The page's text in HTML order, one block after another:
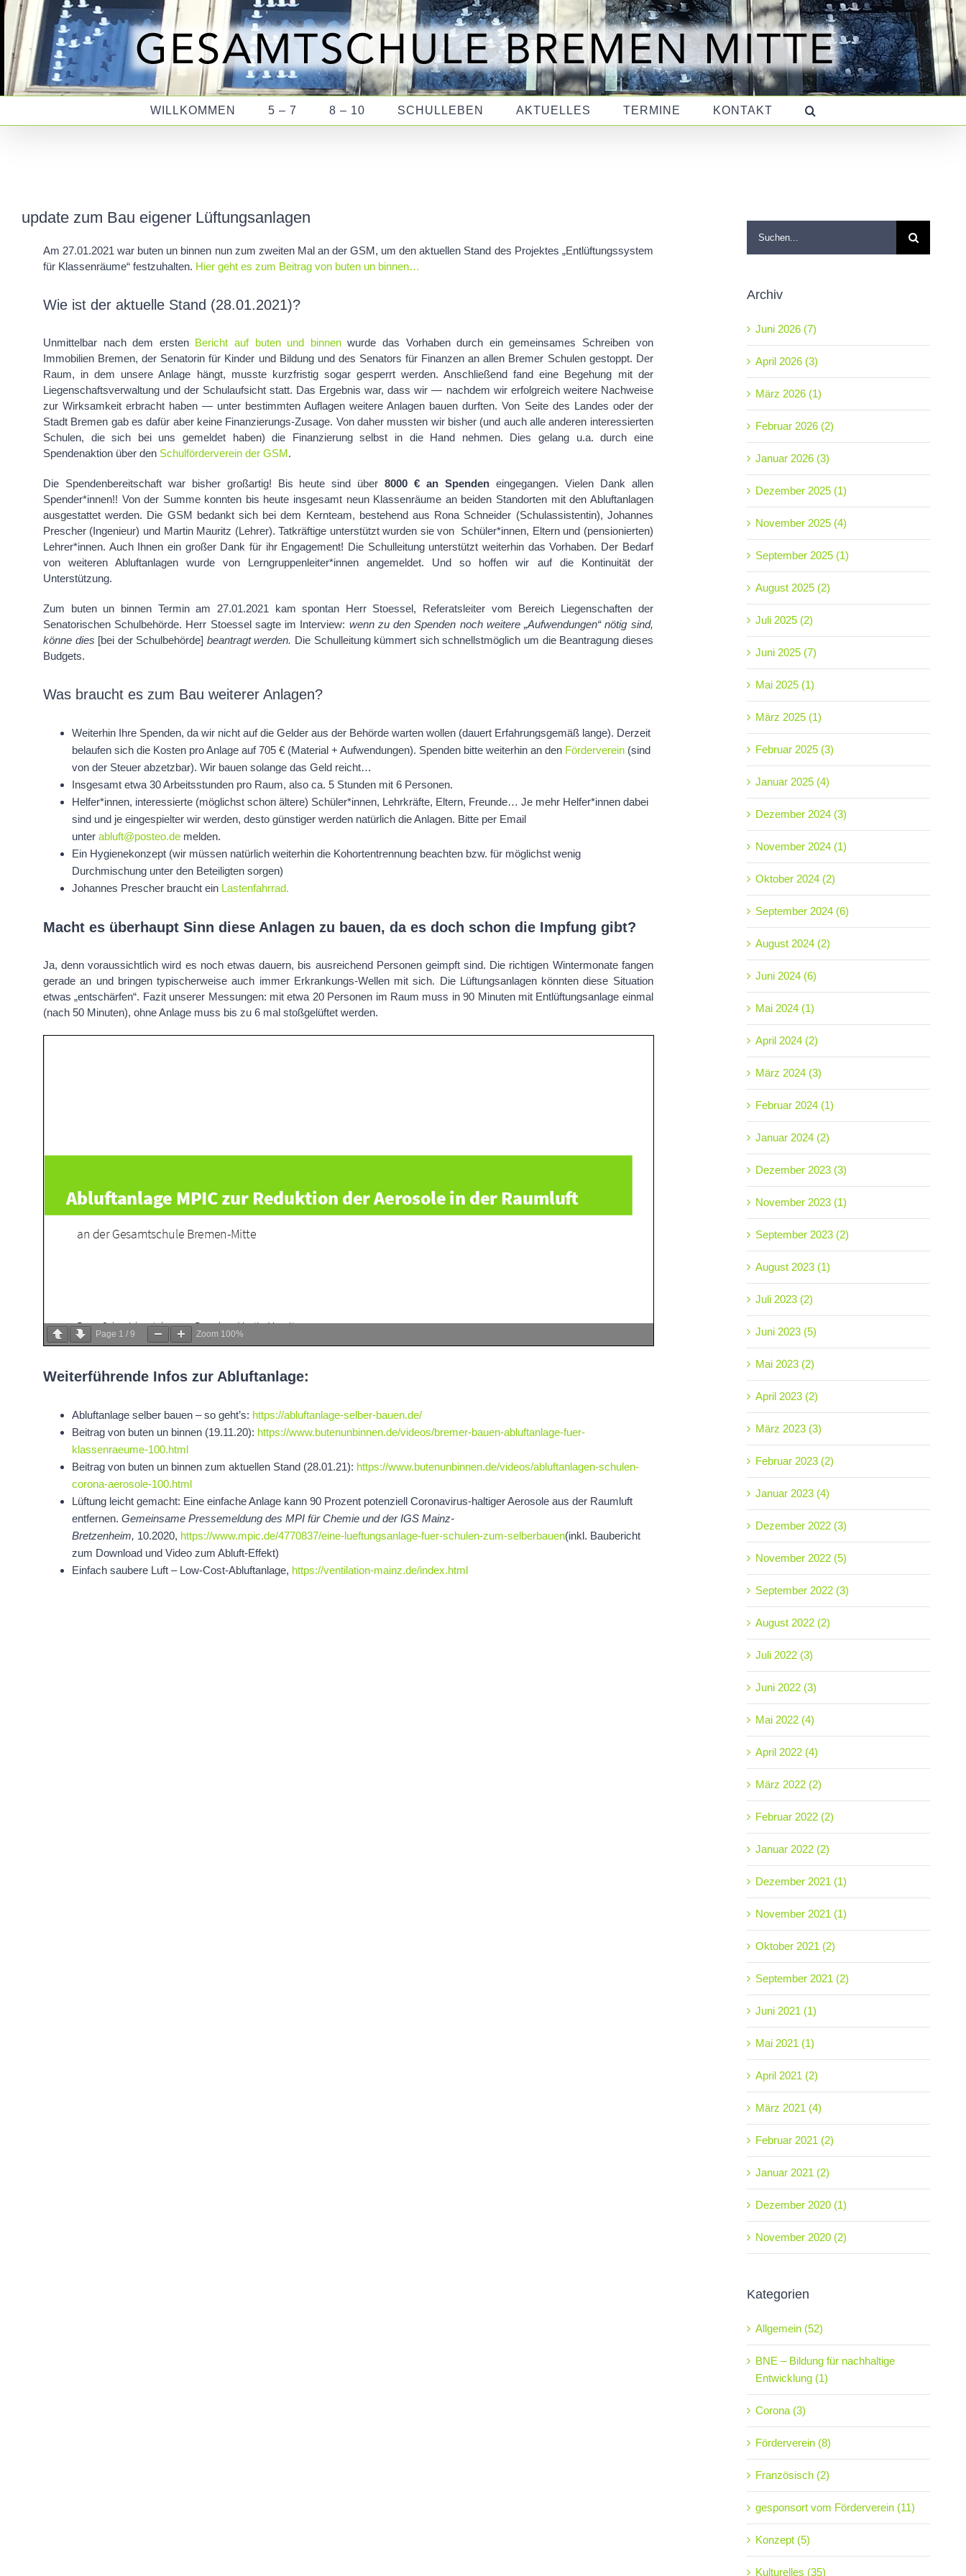
Zum
Inhalt
springen
WILLKOMMEN 5 – 7 8 – 10 SCHULLEBEN AKTUELLES TERMINE KONTAKT
update zum Bau eigener Lüftungsanlagen
Am 27.01.2021 war buten un binnen nun zum zweiten Mal an der GSM, um den aktuellen Stand des Projektes „Entlüftungssystem
für Klassenräume“ festzuhalten. Hier geht es zum Beitrag von buten un binnen…
Wie ist der aktuelle Stand (28.01.2021)?
Unmittelbar nach dem ersten Bericht auf buten und binnenwurde das Vorhaben durch ein gemeinsames Schreiben von
Immobilien Bremen, der Senatorin für Kinder und Bildung und des Senators für Finanzen an allen Bremer Schulen gestoppt. Der
Raum, in dem unsere Anlage hängt, musste kurzfristig sogar gesperrt werden. Anschließend fand eine Begehung mit der
Liegenschaftsverwaltung und der Schulaufsicht statt. Das Ergebnis war, dass wir — nachdem wir erfolgreich weitere Nachweise
zur Wirksamkeit erbracht haben — unter bestimmten Auflagen weitere Anlagen bauen durften. Von Seite des Landes oder der
Stadt Bremen gab es dafür aber keine Finanzierungs-Zusage. Von daher mussten wir bisher (und auch alle anderen interessierten
Schulen, die sich bei uns gemeldet haben) die Finanzierung selbst in die Hand nehmen. Dies gelang u.a. durch eine
Spendenaktion über den Schulförderverein der GSM.
Die Spendenbereitschaft war bisher großartig! Bis heute sind über8000 € an Spenden eingegangen. Vielen Dank allen
Spender*innen!! Von der Summe konnten bis heute insgesamt neun Klassenräume an beiden Standorten mit den Abluftanlagen
ausgestattet werden. Die GSM bedankt sich bei dem Kernteam, bestehend aus Rona Schneider (Schulassistentin), Johannes
Prescher (Ingenieur) und Martin Mauritz (Lehrer). Tatkräftige unterstützt wurden sie von Schüler*innen, Eltern und (pensionierten)
Lehrer*innen. Auch Ihnen ein großer Dank für ihr Engagement! Die Schulleitung unterstützt weiterhin das Vorhaben. Der Bedarf
von weiteren Abluftanlagen wurde von Lerngruppenleiter*innen angemeldet. Und so hoffen wir auf die Kontinuität der
Unterstützung.
Zum buten un binnen Termin am 27.01.2021 kam spontan Herr Stoessel, Referatsleiter vom Bereich Liegenschaften der
Senatorischen Schulbehörde. Herr Stoessel sagte im Interview: wenn zu den Spenden noch weitere „Aufwendungen“ nötig sind,
könne dies [bei der Schulbehörde] beantragt werden. Die Schulleitung kümmert sich schnellstmöglich um die Beantragung dieses
Budgets.
Was braucht es zum Bau weiterer Anlagen?
Weiterhin Ihre Spenden, da wir nicht auf die Gelder aus der Behörde warten wollen (dauert Erfahrungsgemäß lange). Derzeit
belaufen sich die Kosten pro Anlage auf 705 € (Material + Aufwendungen). Spenden bitte weiterhin an den Förderverein(sind
von der Steuer abzetzbar). Wir bauen solange das Geld reicht…
Insgesamt etwa 30 Arbeitsstunden pro Raum, also ca. 5 Stunden mit 6 Personen.
Helfer*innen, interessierte (möglichst schon ältere) Schüler*innen, Lehrkräfte, Eltern, Freunde… Je mehr Helfer*innen dabei
sind und je eingespielter wir werden, desto günstiger werden natürlich die Anlagen. Bitte per Email
unter abluft@posteo.demelden.
Ein Hygienekonzept (wir müssen natürlich weiterhin die Kohortentrennung beachten bzw. für möglichst wenig
Durchmischung unter den Beteiligten sorgen)
Johannes Prescher braucht ein Lastenfahrrad.
Macht es überhaupt Sinn diese Anlagen zu bauen, da es doch schon die Impfung gibt?
Ja, denn voraussichtlich wird es noch etwas dauern, bis ausreichend Personen geimpft sind. Die richtigen Wintermonate fangen
gerade an und bringen typischerweise auch immer Erkrankungs-Wellen mit sich. Die Lüftungsanlagen könnten diese Situation
etwas „entschärfen“. Fazit unserer Messungen: mit etwa 20 Personen im Raum muss in 90 Minuten mit Entlüftungsanlage einmal
(nach 50 Minuten), ohne Anlage muss bis zu 6 mal stoßgelüftet werden.
Page 1 / 9 Zoom 100%
Weiterführende Infos zur Abluftanlage:
Abluftanlage selber bauen – so geht’s: https://abluftanlage-selber-bauen.de/
Beitrag von buten un binnen (19.11.20): https://www.butenunbinnen.de/videos/bremer-bauen-abluftanlage-fuer-
klassenraeume-100.html
Beitrag von buten un binnen zum aktuellen Stand (28.01.21): https://www.butenunbinnen.de/videos/abluftanlagen-schulen-
corona-aerosole-100.html
Lüftung leicht gemacht: Eine einfache Anlage kann 90 Prozent potenziell Coronavirus-haltiger Aerosole aus der Raumluft
entfernen. Gemeinsame Pressemeldung des MPI für Chemie und der IGS Mainz-
Bretzenheim, 10.2020, https://www.mpic.de/4770837/eine-lueftungsanlage-fuer-schulen-zum-selberbauen(inkl. Baubericht
zum Download und Video zum Abluft-Effekt)
Einfach saubere Luft – Low-Cost-Abluftanlage, https://ventilation-mainz.de/index.html
Archiv
Juni 2026 (7)
April 2026 (3)
März 2026 (1)
Februar 2026 (2)
Januar 2026 (3)
Dezember 2025 (1)
November 2025 (4)
September 2025 (1)
August 2025 (2)
Juli 2025 (2)
Juni 2025 (7)
Mai 2025 (1)
März 2025 (1)
Februar 2025 (3)
Januar 2025 (4)
Dezember 2024 (3)
November 2024 (1)
Oktober 2024 (2)
September 2024 (6)
August 2024 (2)
Juni 2024 (6)
Mai 2024 (1)
April 2024 (2)
März 2024 (3)
Februar 2024 (1)
Januar 2024 (2)
Dezember 2023 (3)
November 2023 (1)
September 2023 (2)
August 2023 (1)
Juli 2023 (2)
Juni 2023 (5)
Mai 2023 (2)
April 2023 (2)
März 2023 (3)
Februar 2023 (2)
Januar 2023 (4)
Dezember 2022 (3)
November 2022 (5)
September 2022 (3)
August 2022 (2)
Juli 2022 (3)
Juni 2022 (3)
Mai 2022 (4)
April 2022 (4)
März 2022 (2)
Februar 2022 (2)
Januar 2022 (2)
Dezember 2021 (1)
November 2021 (1)
Oktober 2021 (2)
September 2021 (2)
Juni 2021 (1)
Mai 2021 (1)
April 2021 (2)
März 2021 (4)
Februar 2021 (2)
Januar 2021 (2)
Dezember 2020 (1)
November 2020 (2)
Kategorien
Allgemein (52)
BNE – Bildung für nachhaltige
Entwicklung (1)
Corona (3)
Förderverein (8)
Französisch (2)
gesponsort vom Förderverein (11)
Konzept (5)
Kulturelles (35)